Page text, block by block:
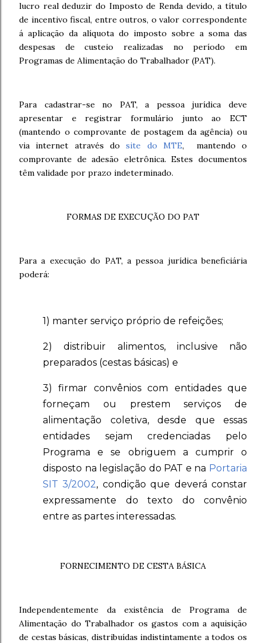
lucro real deduzir do Imposto de Renda devido, a título
de incentivo fiscal, entre outros, o valor correspondente
á aplicação da alíquota do imposto sobre a soma das
despesas de custeio realizadas no período em
Programas de Alimentação do Trabalhador (PAT).
Para cadastrar-se no PAT, a pessoa jurídica deve
apresentar e registrar formulário junto ao ECT
(mantendo o comprovante de postagem da agência) ou
via internet através dosite do MTE, mantendo o
comprovante de adesão eletrônica. Estes documentos
têm validade por prazo indeterminado.
FORMAS DE EXECUÇÃO DO PAT
Para a execução do PAT, a pessoa jurídica beneficiária
poderá:
1) manter serviço próprio de refeições;
2) distribuir alimentos, inclusive não
preparados (cestas básicas) e
3) firmar convênios com entidades que
forneçam ou prestem serviços de
alimentação coletiva, desde que essas
entidades sejam credenciadas pelo
Programa e se obriguem a cumprir o
disposto na legislação do PAT e na Portaria
SIT 3/2002, condição que deverá constar
expressamente do texto do convênio
entre as partes interessadas.
FORNECIMENTO DE CESTA BÁSICA
Independentemente da existência de Programa de
Alimentação do Trabalhador os gastos com a aquisição
de cestas básicas, distribuí­das indistintamente a todos os